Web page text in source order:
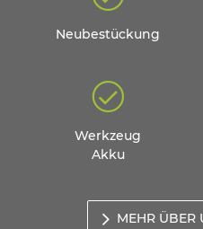
Neubestückung
Werkzeug
Akku
MEHR ÜBER